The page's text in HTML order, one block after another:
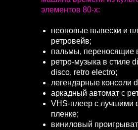
элементов 80-х:
неоновые вывески и
ретровейв;
пальмы, переносящие
ретро-музыка в стиле
disco, retro electro;
легендарные консоли
аркадный автомат с
VHS-плеер с лучшими
пленке;
виниловый